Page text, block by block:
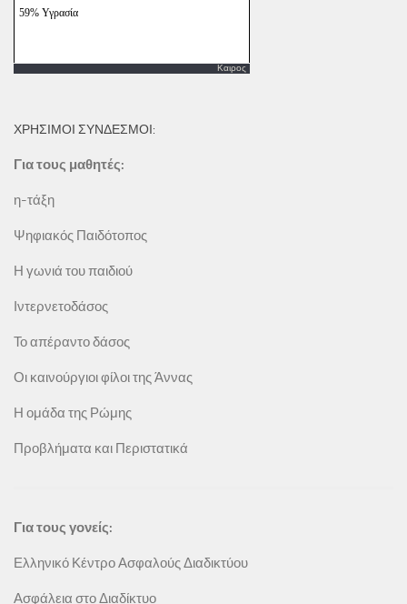
Καιρος
ΧΡΗΣΙΜΟΙ ΣΥΝΔΕΣΜΟΙ:
Για τους μαθητές:
η-τάξη
Ψηφιακός Παιδότοπος
Η γωνιά του παιδιού
Ιντερνετοδάσος
Το απέραντο δάσος
Οι καινούργιοι φίλοι της Άννας
Η ομάδα της Ρώμης
Προβλήματα και Περιστατικά
Για τους γονείς:
Ελληνικό Κέντρο Ασφαλούς Διαδικτύου
Ασφάλεια στο Διαδίκτυο